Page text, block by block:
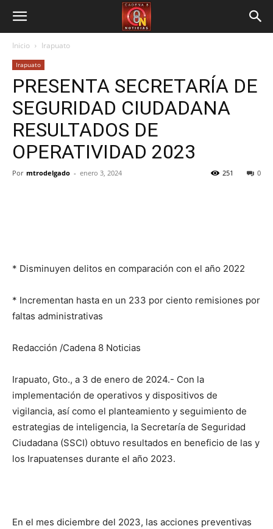
Inicio Irapuato
Irapuato
PRESENTA SECRETARÍA DE
SEGURIDAD CIUDADANA
RESULTADOS DE
OPERATIVIDAD 2023
Por mtrodelgado - enero 3, 2024 0
251
* Disminuyen delitos en comparación con el año 2022
* Incrementan hasta en un 233 por ciento remisiones por
faltas administrativas
Redacción /Cadena 8 Noticias
Irapuato, Gto., a 3 de enero de 2024.- Con la
implementación de operativos y dispositivos de
vigilancia, así como el planteamiento y seguimiento de
estrategias de inteligencia, la Secretaría de Seguridad
Ciudadana (SSCI) obtuvo resultados en beneficio de las y
los Irapuatenses durante el año 2023.
En el mes diciembre del 2023, las acciones preventivas